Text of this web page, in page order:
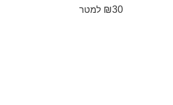
₪30 למטר